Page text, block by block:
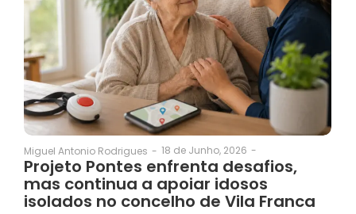
Miguel Antonio Rodrigues - 18 de Junho, 2026 -
Projeto Pontes enfrenta desafios,
mas continua a apoiar idosos
isolados no concelho de Vila Franca